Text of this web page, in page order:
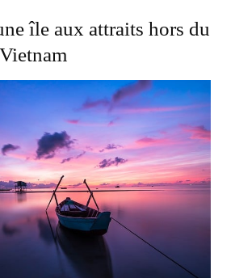
île aux attraits hors du